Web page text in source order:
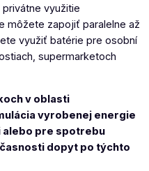
využitie
môžete zapojiť paralelne až
využiť batérie pre osobní
supermarketoch
v oblasti
vyrobenej energie
alebo pre spotrebu
dopyt po týchto